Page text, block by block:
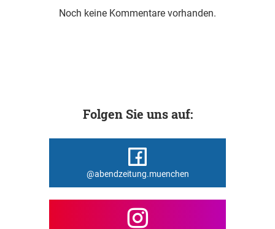
Noch keine Kommentare vorhanden.
Folgen Sie uns auf:
@abendzeitung.muenchen